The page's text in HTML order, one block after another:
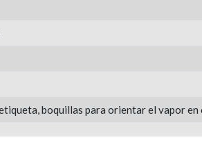
boquillas para orientar el vapor en